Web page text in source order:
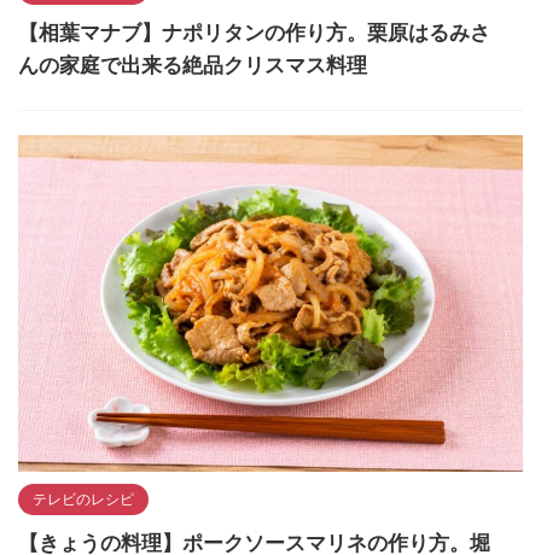
【相葉マナブ】ナポリタンの作り方。栗原はるみさ
んの家庭で出来る絶品クリスマス料理
テレビのレシピ
【きょうの料理】ポークソースマリネの作り方。堀